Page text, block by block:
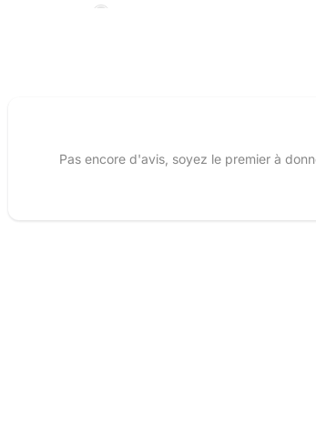
Pas encore d'avis, soyez le premier à